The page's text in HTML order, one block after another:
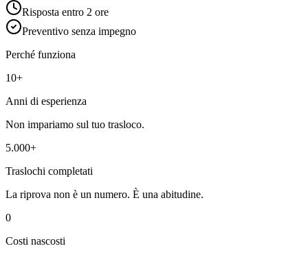
Risposta entro 2 ore
Preventivo senza impegno
Perché funziona
10+
Anni di esperienza
Non impariamo sul tuo trasloco.
5.000+
Traslochi completati
La riprova non è un numero. È una abitudine.
0
Costi nascosti